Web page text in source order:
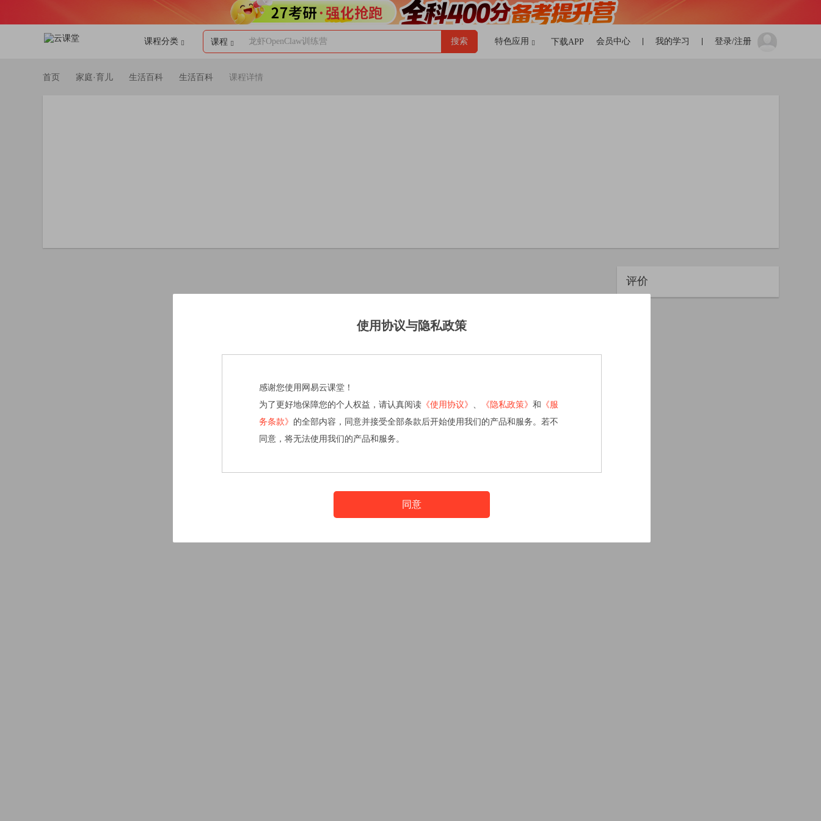
课程分类 课程 龙虾OpenClaw训练营 搜索 特色应用 下载APP 登录/注册
我的学习
会员中心
首页 家庭·育儿 生活百科 生活百科 课程详情
评价
使用协议与隐私政策
感谢您使用网易云课堂！
为了更好地保障您的个人权益，请认真阅读 《使用协议》 《隐私政策》 和 《服
务条款》 的全部内容，同意并接受全部条款后开始使用我们的产品和服务。若不
同意，将无法使用我们的产品和服务。
同意